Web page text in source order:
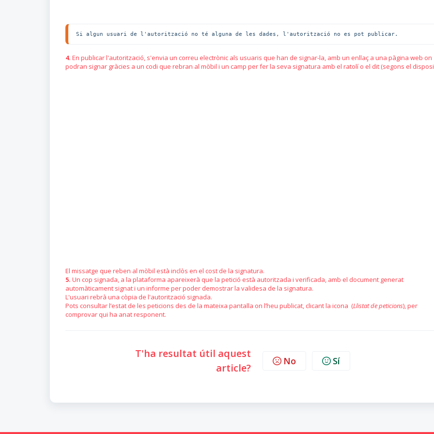
Si algun usuari de l'autorització no té alguna de les dades, l'autorització no es pot publicar.
4. En publicar l'autorització, s'envia un correu electrònic als usuaris que han de signar-la, amb un enllaç a una pàgina web on
podran signar gràcies a un codi que rebran al mòbil i un camp per fer la seva signatura amb el ratolí o el dit (segons el
El missatge que reben al mòbil està inclòs en el cost de la signatura.
5. Un cop signada, a la plataforma apareixerà que la petició està autoritzada i verificada, amb el document generat
automàticament signat i un informe per poder demostrar la validesa de la signatura.
L'usuari rebrà una còpia de l'autorització signada.
Pots consultar l’estat de les peticions des de la mateixa pantalla on l’heu publicat, clicant la icona (Llistat de peticions), per
comprovar qui ha anat responent.
T'ha resultat útil aquest
article?
No Sí